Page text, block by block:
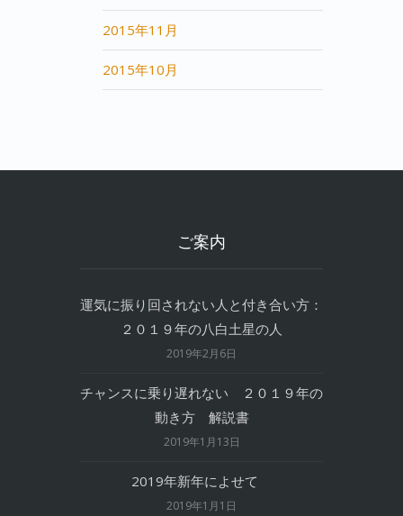
2015年11月
2015年10月
ご案内
運気に振り回されない人と付き合い方：
２０１９年の八白土星の人
2019年2月6日
チャンスに乗り遅れない ２０１９年の
動き方 解説書
2019年1月13日
2019年新年によせて
2019年1月1日